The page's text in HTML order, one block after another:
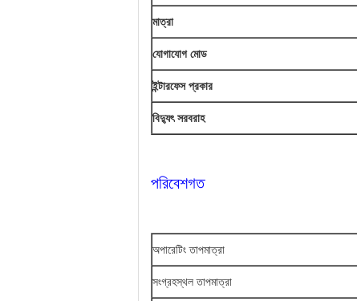
মাত্রা
যোগাযোগ মোড
ইন্টারফেস প্রকার
বিদ্যুৎ সরবরাহ
পরিবেশগত
অপারেটিং তাপমাত্রা
সংগ্রহস্থল তাপমাত্রা